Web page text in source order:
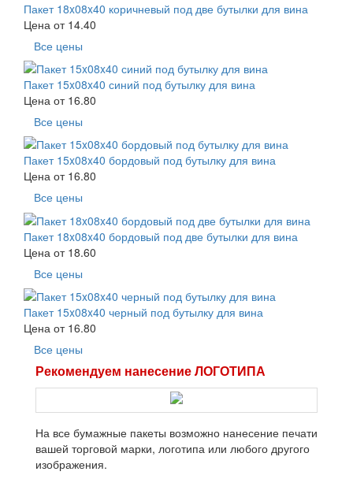
Пакет 18x08x40 коричневый под две бутылки для вина
Цена от 14.40
Все цены
Пакет 15x08x40 синий под бутылку для вина
Цена от 16.80
Все цены
Пакет 15x08x40 бордовый под бутылку для вина
Цена от 16.80
Все цены
Пакет 18x08x40 бордовый под две бутылки для вина
Цена от 18.60
Все цены
Пакет 15x08x40 черный под бутылку для вина
Цена от 16.80
Все цены
Рекомендуем нанесение ЛОГОТИПА
На все бумажные пакеты возможно нанесение печати
вашей торговой марки, логотипа или любого другого
изображения.